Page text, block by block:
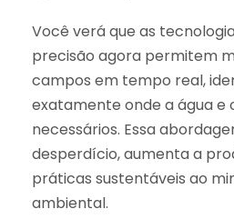
Você verá que as
precisão agora permitem
campos em tempo real,
exatamente onde a água e
necessários. Essa
desperdício, aumenta a
práticas sustentáveis ao
ambiental.